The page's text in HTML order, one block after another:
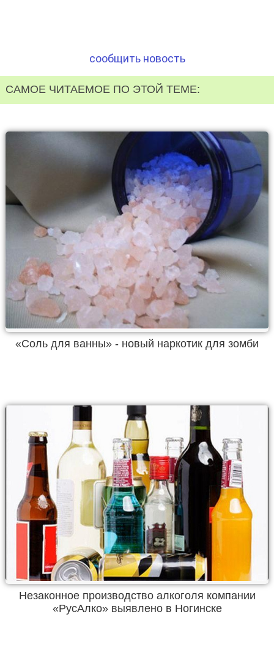
сообщить новость
САМОЕ ЧИТАЕМОЕ ПО ЭТОЙ ТЕМЕ:
«Соль для ванны» - новый наркотик для зомби
Незаконное производство алкоголя компании
«РусАлко» выявлено в Ногинске